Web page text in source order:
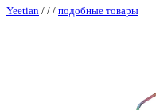
Yeetian / / / подобные товары